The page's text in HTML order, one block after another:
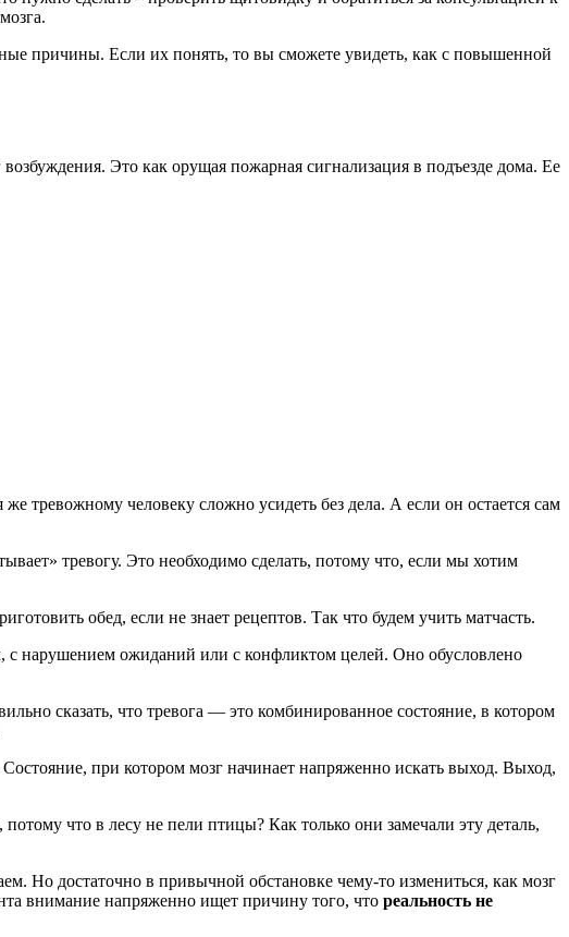
причины. Если их понять, то вы сможете увидеть, как с повышенной
возбуждения. Это как орущая пожарная сигнализация в подъезде дома. Ее
тревожному человеку сложно усидеть без дела. А если он остается сам
тревогу. Это необходимо сделать, потому что, если мы хотим
обед, если не знает рецептов. Так что будем учить матчасть.
с нарушением ожиданий или с конфликтом целей. Оно обусловлено
сказать, что тревога — это комбинированное состояние, в котором
при котором мозг начинает напряженно искать выход. Выход,
что в лесу не пели птицы? Как только они замечали эту деталь,
Но достаточно в привычной обстановке чему-то измениться, как мозг
внимание напряженно ищет причину того, что реальность не